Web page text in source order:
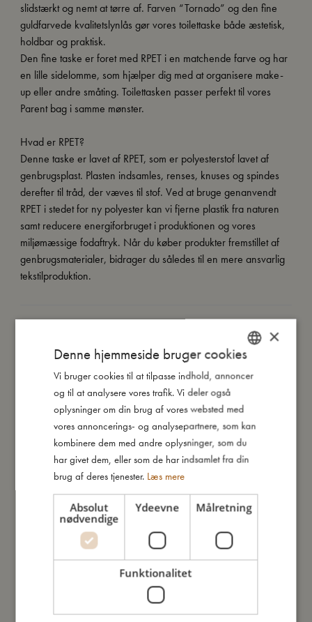
slidstærkt og nemt at tørre af. Farven “Tornado” og den fine
guldfarvede kvalitetslynlås gør vores toilettaske både æstetisk,
holdbar og praktisk.
Den fine taske er foret med RPET i en matchende farve og har
en lille sidelomme, som hjælper dig med at organisere make-
up eller andre småting. Toilettasken passer perfekt til vores
Parent bag i samme mønster.
Hvad er RPET?
Denne taske er lavet af RPET, som er polyesterstof lavet af
genbrugsplast. Plasten indsamles, renses, knuses og spindes
derefter til tråd, der væves til stof. Ved at bruge genanvendt
RPET i stedet for ny polyester kan vi fjerne plastik fra naturen
samt reducere energiforbruget i produktionen og vores
miljømæssige fodaftryk. Når du køber produkter fremstillet af
genbrugsmaterialer, bidrager du således til en mere ansvarlig
tekstilproduktion.
Jeg er lavet af
Sådan plejer du mig
Mine data
Du vil måske også kunne lide
DANISH
GERMAN
×
Denne hjemmeside bruger cookies
Vi bruger cookies til at tilpasse indhold, annoncer
og til at analysere vores trafik. Vi deler også
oplysninger om din brug af vores websted med
vores annoncerings- og analysepartnere, som kan
kombinere dem med andre oplysninger, som du
har givet dem, eller som de har indsamlet fra din
brug af deres tjenester. Læs mere
Absolut
nødvendige
Ydeevne Målretning
Funktionalitet